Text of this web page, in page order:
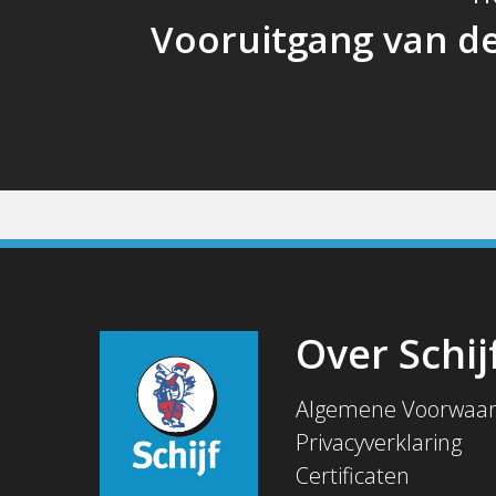
Vooruitgang van
Over
Algemene
Privacyverklaring
Certificaten